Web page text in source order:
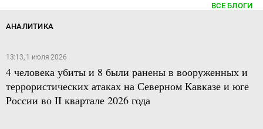
ВСЕ БЛОГИ
АНАЛИТИКА
13:13, 1 июля 2026
4 человека убиты и 8 были ранены в вооруженных и
террористических атаках на Северном Кавказе и юге
России во II квартале 2026 года